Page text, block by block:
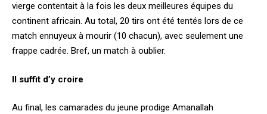
vierge contentait à la fois les deux meilleures équipes du
continent africain. Au total, 20 tirs ont été tentés lors de ce
match ennuyeux à mourir (10 chacun), avec seulement une
frappe cadrée. Bref, un match à oublier.
Il suffit d’y croire
Au final, les camarades du jeune prodige Amanallah